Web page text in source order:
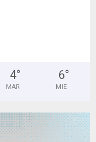
4°
MAR
6°
MIE